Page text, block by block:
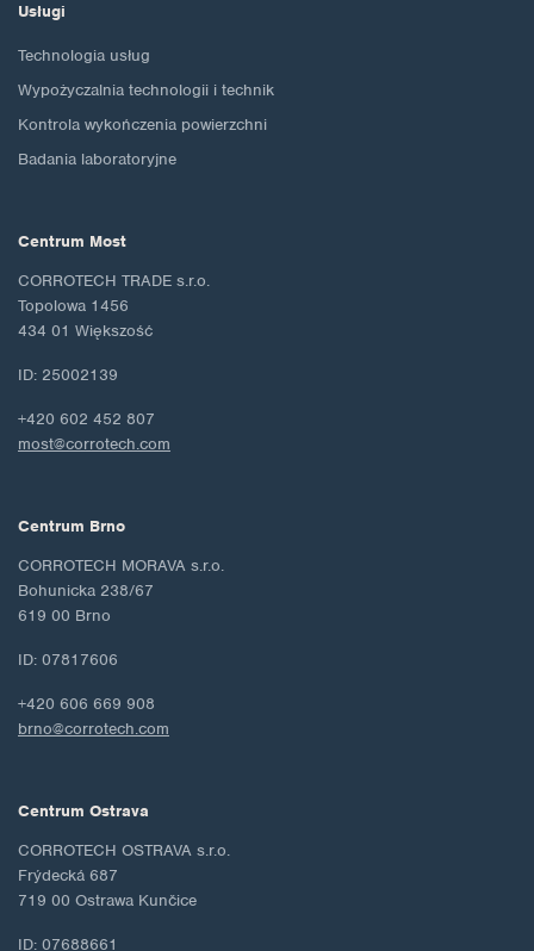
Usługi
Technologia usług
Wypożyczalnia technologii i technik
Kontrola wykończenia powierzchni
Badania laboratoryjne
Centrum Most
CORROTECH TRADE s.r.o.
Topolowa 1456
434 01 Większość
ID: 25002139
+420 602 452 807
most@corrotech.com
Centrum Brno
CORROTECH MORAVA s.r.o.
Bohunicka 238/67
619 00 Brno
ID: 07817606
+420 606 669 908
brno@corrotech.com
Centrum Ostrava
CORROTECH OSTRAVA s.r.o.
Frýdecká 687
719 00 Ostrawa Kunčice
ID: 07688661